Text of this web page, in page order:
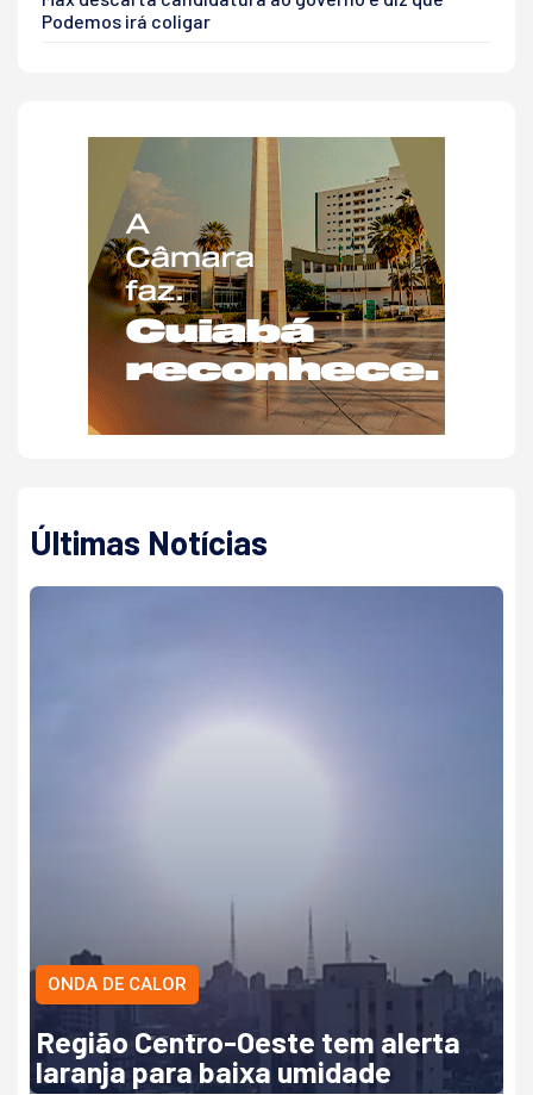
Podemos irá coligar
Últimas Notícias
ONDA DE CALOR
Região Centro-Oeste tem alerta
laranja para baixa umidade